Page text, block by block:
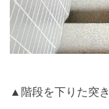
▲階段を下りた突